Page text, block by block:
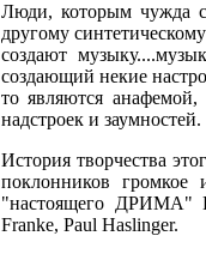
Люди, которым чужда
другому
создают
создающий некие
то являются
надстроек и заумностей.
История творчества
поклонников
"настоящего ДРИМА"
Franke, Paul Haslinger.